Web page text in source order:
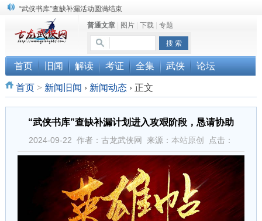
“武侠书库”查缺补漏活动圆满结束
珠海《古龙作品集》PDF扫描版分享
三千藏书奉江湖 ， 诚邀侠友共赏鉴
普通文章| 图片| 下载| 专题
首页 旧闻 解读 考证 全集 武侠 论坛
首页> 新闻旧闻 › 新闻动态 ›正文
“武侠书库”查缺补漏计划进入攻艰阶段，恳请协助
2024-09-22 作者：古龙武侠网 来源： 本站原创 点击：